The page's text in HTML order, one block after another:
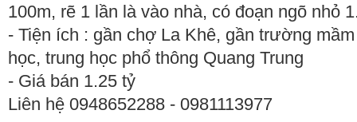
100m, rẽ 1 lần là vào nhà, có đoạn ngõ nhỏ
- Tiện ích : gần chợ La Khê, gần trường
học, trung học phổ thông Quang Trung
- Giá bán 1.25 tỷ
Liên hệ 0948652288 - 0981113977